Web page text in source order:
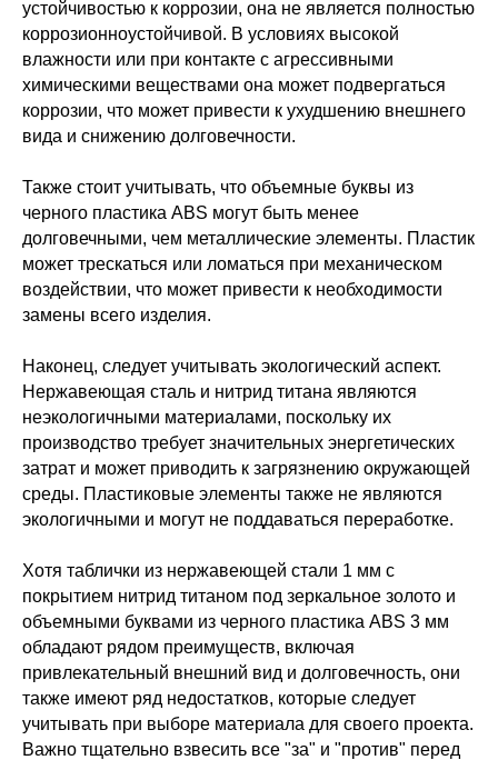
устойчивостью к коррозии, она не является полностью
коррозионноустойчивой. В условиях высокой
влажности или при контакте с агрессивными
химическими веществами она может подвергаться
коррозии, что может привести к ухудшению внешнего
вида и снижению долговечности.
Также стоит учитывать, что объемные буквы из
черного пластика ABS могут быть менее
долговечными, чем металлические элементы. Пластик
может трескаться или ломаться при механическом
воздействии, что может привести к необходимости
замены всего изделия.
Наконец, следует учитывать экологический аспект.
Нержавеющая сталь и нитрид титана являются
неэкологичными материалами, поскольку их
производство требует значительных энергетических
затрат и может приводить к загрязнению окружающей
среды. Пластиковые элементы также не являются
экологичными и могут не поддаваться переработке.
Хотя таблички из нержавеющей стали 1 мм с
покрытием нитрид титаном под зеркальное золото и
объемными буквами из черного пластика ABS 3 мм
обладают рядом преимуществ, включая
привлекательный внешний вид и долговечность, они
также имеют ряд недостатков, которые следует
учитывать при выборе материала для своего проекта.
Важно тщательно взвесить все "за" и "против" перед